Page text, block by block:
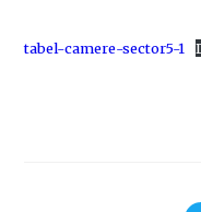
tabel-camere-sector5-1